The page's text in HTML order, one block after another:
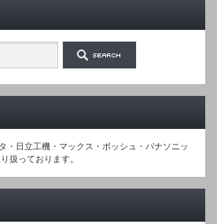
・日立工機・マックス・ボッシュ・パナソニッ
扱っております。